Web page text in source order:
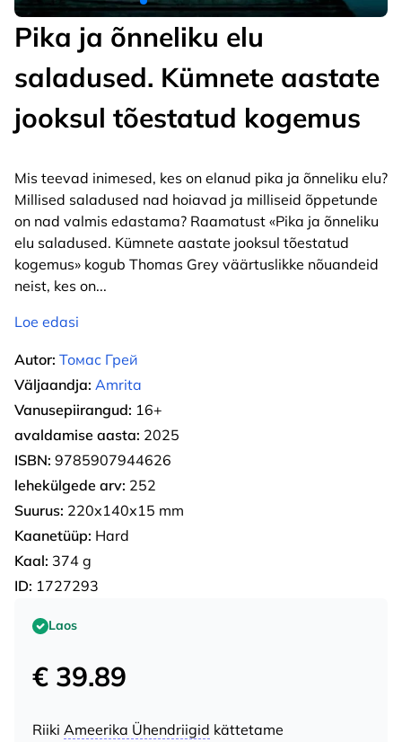
Pika ja õnneliku elu
saladused. Kümnete aastate
jooksul tõestatud kogemus
Mis teevad inimesed, kes on elanud pika ja õnneliku elu?
Millised saladused nad hoiavad ja milliseid õppetunde
on nad valmis edastama? Raamatust «Pika ja õnneliku
elu saladused. Kümnete aastate jooksul tõestatud
kogemus» kogub Thomas Grey väärtuslikke nõuandeid
neist, kes on...
Loe edasi
Autor: Томас Грей
Väljaandja: Amrita
Vanusepiirangud: 16+
avaldamise aasta: 2025
ISBN: 9785907944626
lehekülgede arv: 252
Suurus: 220х140х15 mm
Kaanetüüp: Hard
Kaal: 374 g
ID: 1727293
Laos
€ 39.89
Riiki Ameerika Ühendriigid kättetame